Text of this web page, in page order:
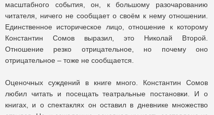
масштабного события, он, к большому разочарованию
читателя, ничего не сообщает о своём к нему отношении.
Единственное историческое лицо, отношение к которому
Константин Сомов выразил, это Николай Второй.
Отношение резко отрицательное, но почему оно
отрицательное – тоже не сообщается.
Оценочных суждений в книге много. Константин Сомов
любил читать и посещать театральные постановки. И о
книгах, и о спектаклях он оставил в дневнике множество